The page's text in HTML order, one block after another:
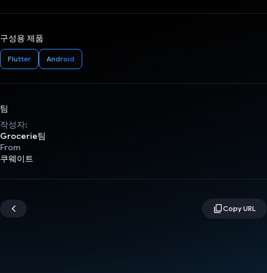
구성용 제품
Flutter Android
팀
작성자:
Grocerie팀
From
쿠웨이트